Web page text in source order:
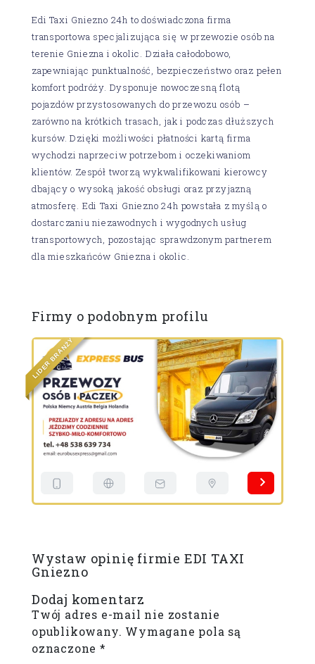
Edi Taxi Gniezno 24h to doświadczona firma
transportowa specjalizująca się w przewozie osób na
terenie Gniezna i okolic. Działa całodobowo,
zapewniając punktualność, bezpieczeństwo oraz pełen
komfort podróży. Dysponuje nowoczesną flotą
pojazdów przystosowanych do przewozu osób –
zarówno na krótkich trasach, jak i podczas dłuższych
kursów. Dzięki możliwości płatności kartą firma
wychodzi naprzeciw potrzebom i oczekiwaniom
klientów. Zespół tworzą wykwalifikowani kierowcy
dbający o wysoką jakość obsługi oraz przyjazną
atmosferę. Edi Taxi Gniezno 24h powstała z myślą o
dostarczaniu niezawodnych i wygodnych usług
transportowych, pozostając sprawdzonym partnerem
dla mieszkańców Gniezna i okolic.
Firmy o podobnym profilu
LI
DER
BRAN
Ż
Y
Wystaw opinię firmie EDI TAXI
Gniezno
Dodaj komentarz
Twój adres e-mail nie zostanie
opublikowany. Wymagane pola są
oznaczone*